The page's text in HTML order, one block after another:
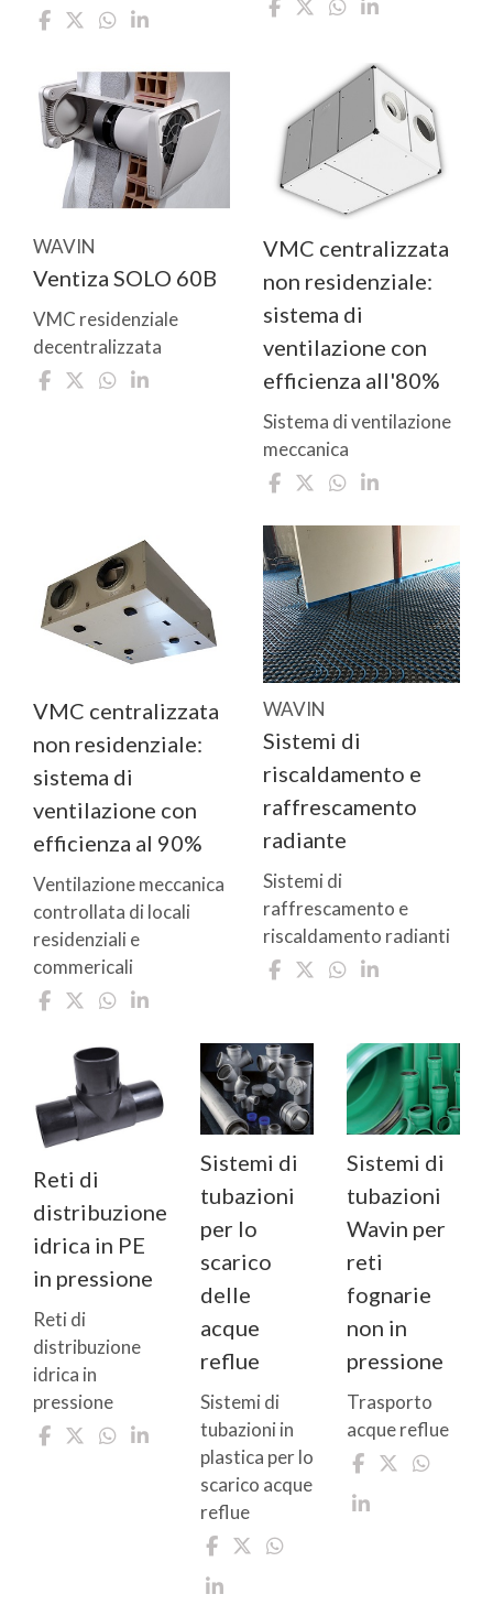
WAVIN
Ventiza SOLO 60B
VMC residenziale
decentralizzata
VMC centralizzata
non residenziale:
sistema di
ventilazione con
efficienza all'80%
Sistema di ventilazione
meccanica
VMC centralizzata
non residenziale:
sistema di
ventilazione con
efficienza al 90%
Ventilazione meccanica
controllata di locali
residenziali e
commericali
WAVIN
Sistemi di
riscaldamento e
raffrescamento
radiante
Sistemi di
raffrescamento e
riscaldamento radianti
Reti di
distribuzione
idrica in PE
in pressione
Reti di
distribuzione
idrica in
pressione
Sistemi di
tubazioni
per lo
scarico
delle
acque
reflue
Sistemi di
tubazioni in
plastica per lo
scarico acque
reflue
Sistemi di
tubazioni
Wavin per
reti
fognarie
non in
pressione
Trasporto
acque reflue